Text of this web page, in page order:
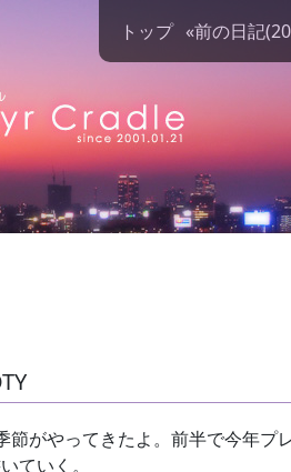
トップ «前の日記
節がやってきたよ。前半で今年プ
ていく。